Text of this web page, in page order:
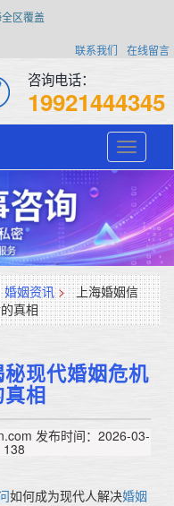
全区覆盖
联系我们 在线留言
咨询电话：
19921444345
Toggle
婚姻资讯 > 上海婚姻信
真相
现代婚姻危机
相
发布时间：2026-03-
138
如何成为现代人解决婚姻